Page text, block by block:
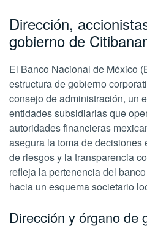
Dirección,
gobierno de
El Banco Nacional de México
estructura de gobierno
consejo de administración, un
entidades subsidiarias que
autoridades financieras
asegura la toma de decisiones
de riesgos y la transparencia
refleja la pertenencia del
hacia un esquema societario
Dirección y órgano de